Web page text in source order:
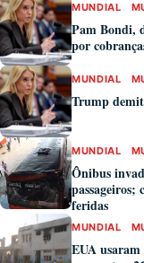
MUNDIAL
Pam Bondi,
por
MUNDIAL
Trump
MUNDIAL
Ônibus
passageiros;
feridas
MUNDIAL
EUA